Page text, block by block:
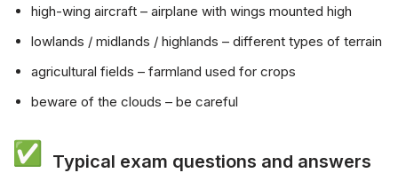
high-wing aircraft – airplane with wings mounted high
lowlands / midlands / highlands – different types of terrain
agricultural fields – farmland used for crops
beware of the clouds – be careful
Typical exam questions and answers